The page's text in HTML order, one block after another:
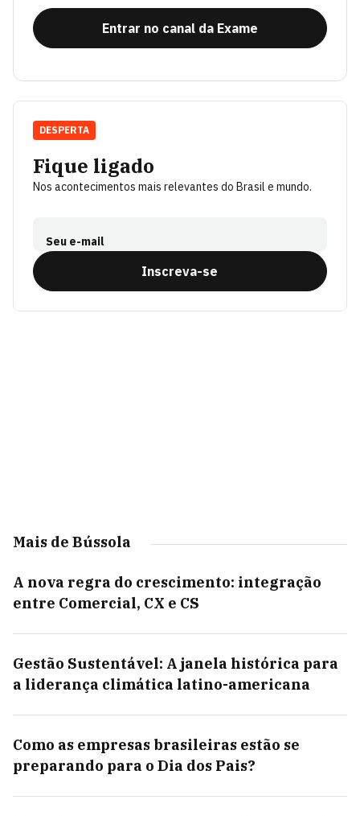
Entrar no canal da Exame
Fique ligado
Nos acontecimentos mais relevantes do Brasil e mundo.
Seu e-mail
Inscreva-se
DESPERTA
Mais de Bússola
A nova regra do crescimento: integração
entre Comercial, CX e CS
Gestão Sustentável: A janela histórica para
a liderança climática latino-americana
Como as empresas brasileiras estão se
preparando para o Dia dos Pais?